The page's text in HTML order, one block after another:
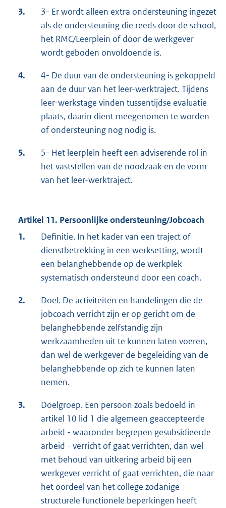
3.
3- Er wordt alleen extra ondersteuning ingezet
als de ondersteuning die reeds door de school,
het RMC/Leerplein of door de werkgever
wordt geboden onvoldoende is.
4.
4- De duur van de ondersteuning is gekoppeld
aan de duur van het leer-werktraject. Tijdens
leer-werkstage vinden tussentijdse evaluatie
plaats, daarin dient meegenomen te worden
of ondersteuning nog nodig is.
5.
5- Het leerplein heeft een adviserende rol in
het vaststellen van de noodzaak en de vorm
van het leer-werktraject.
Artikel 11. Persoonlijke ondersteuning/Jobcoach
1.
Definitie. In het kader van een traject of
dienstbetrekking in een werksetting, wordt
een belanghebbende op de werkplek
systematisch ondersteund door een coach.
2.
Doel. De activiteiten en handelingen die de
jobcoach verricht zijn er op gericht om de
belanghebbende zelfstandig zijn
werkzaamheden uit te kunnen laten voeren,
dan wel de werkgever de begeleiding van de
belanghebbende op zich te kunnen laten
nemen.
3.
Doelgroep. Een persoon zoals bedoeld in
artikel 10 lid 1 die algemeen geaccepteerde
arbeid - waaronder begrepen gesubsidieerde
arbeid - verricht of gaat verrichten, dan wel
met behoud van uitkering arbeid bij een
werkgever verricht of gaat verrichten, die naar
het oordeel van het college zodanige
structurele functionele beperkingen heeft